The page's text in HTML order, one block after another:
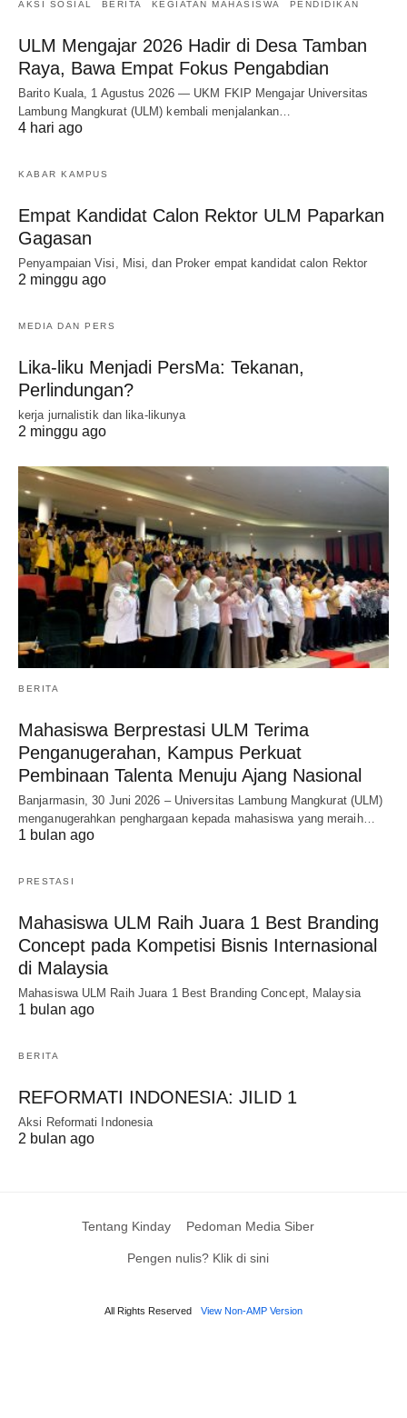
AKSI SOSIAL BERITA KEGIATAN MAHASISWA PENDIDIKAN
ULM Mengajar 2026 Hadir di Desa Tamban
Raya, Bawa Empat Fokus Pengabdian
Barito Kuala, 1 Agustus 2026 — UKM FKIP Mengajar Universitas
Lambung Mangkurat (ULM) kembali menjalankan…
4 hari ago
KABAR KAMPUS
Empat Kandidat Calon Rektor ULM Paparkan
Gagasan
Penyampaian Visi, Misi, dan Proker empat kandidat calon Rektor
2 minggu ago
MEDIA DAN PERS
Lika-liku Menjadi PersMa: Tekanan,
Perlindungan?
kerja jurnalistik dan lika-likunya
2 minggu ago
BERITA
Mahasiswa Berprestasi ULM Terima
Penganugerahan, Kampus Perkuat
Pembinaan Talenta Menuju Ajang Nasional
Banjarmasin, 30 Juni 2026 – Universitas Lambung Mangkurat (ULM)
menganugerahkan penghargaan kepada mahasiswa yang meraih…
1 bulan ago
PRESTASI
Mahasiswa ULM Raih Juara 1 Best Branding
Concept pada Kompetisi Bisnis Internasional
di Malaysia
Mahasiswa ULM Raih Juara 1 Best Branding Concept, Malaysia
1 bulan ago
BERITA
REFORMATI INDONESIA: JILID 1
Aksi Reformati Indonesia
2 bulan ago
Tentang Kinday Pedoman Media Siber
Pengen nulis? Klik di sini
All Rights Reserved View Non-AMP Version